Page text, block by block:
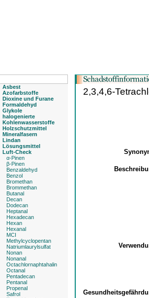
Asbest
Azofarbstoffe
Dioxine und Furane
Formaldehyd
Glykole
halogenierte
Kohlenwasserstoffe
Holzschutzmittel
Mineralfasern
Lindan
Lösungsmittel
Luft-Check
α-Pinen
β-Pinen
Benzaldehyd
Benzol
Bromethan
Brommethan
Butanal
Decan
Dodecan
Heptanal
Hexadecan
Hexan
Hexanal
MCI
Methylcyclopentan
Natriumlaurylsulfat
Nonan
Nonanal
Octachlornaphtahalin
Octanal
Pentadecan
Pentanal
Propenal
Safrol
2,3,4,6-